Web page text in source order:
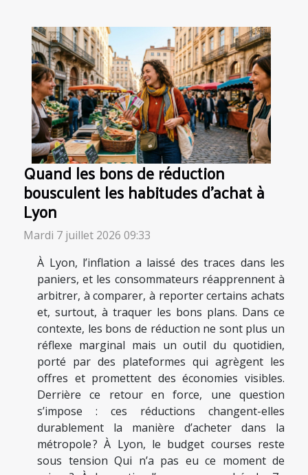
Quand les bons de réduction
bousculent les habitudes d’achat à
Lyon
Mardi 7 juillet 2026 09:33
À Lyon, l’inflation a laissé des traces dans les
paniers, et les consommateurs réapprennent à
arbitrer, à comparer, à reporter certains achats
et, surtout, à traquer les bons plans. Dans ce
contexte, les bons de réduction ne sont plus un
réflexe marginal mais un outil du quotidien,
porté par des plateformes qui agrègent les
offres et promettent des économies visibles.
Derrière ce retour en force, une question
s’impose : ces réductions changent-elles
durablement la manière d’acheter dans la
métropole ? À Lyon, le budget courses reste
sous tension Qui n’a pas eu ce moment de